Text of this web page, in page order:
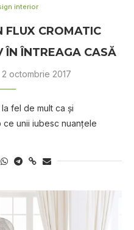
interior
FLUX CROMATIC
ÎN ÎNTREAGA CASĂ
2 octombrie 2017
fel de mult ca și
ce unii iubesc nuanțele